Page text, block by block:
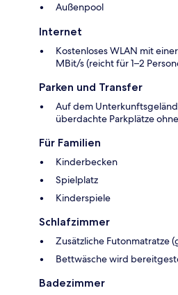
Außenpool
Internet
Kostenloses WLAN mit
MBit/s (reicht für 1–2
Parken und Transfer
Auf dem
überdachte Parkplätze
Für Familien
Kinderbecken
Spielplatz
Kinderspiele
Schlafzimmer
Zusätzliche Futonmatratze
Bettwäsche wird
Badezimmer